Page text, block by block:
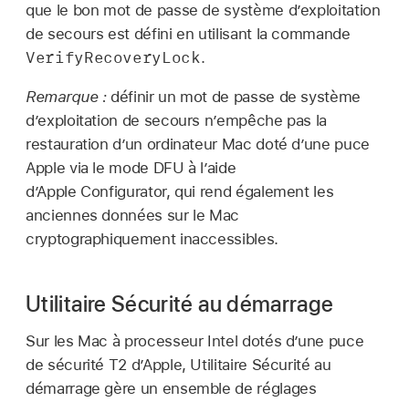
que le bon mot de passe de système dʼexploitation
de secours est défini en utilisant la commande
VerifyRecoveryLock.
Remarque : définir un mot de passe de système
dʼexploitation de secours nʼempêche pas la
restauration dʼun ordinateur Mac doté dʼune puce
Apple via le mode DFU à lʼaide
dʼApple Configurator, qui rend également les
anciennes données sur le Mac
cryptographiquement inaccessibles.
Utilitaire Sécurité au démarrage
Sur les Mac à processeur Intel dotés d’une puce
de sécurité T2 d’Apple, Utilitaire Sécurité au
démarrage gère un ensemble de réglages